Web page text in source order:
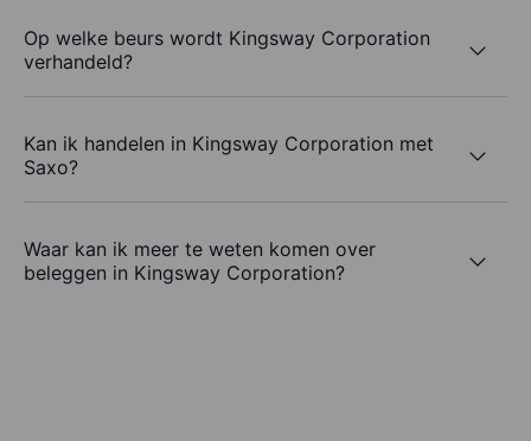
Op welke beurs wordt Kingsway Corporation
verhandeld?
Kan ik handelen in Kingsway Corporation met
Saxo?
Waar kan ik meer te weten komen over
beleggen in Kingsway Corporation?